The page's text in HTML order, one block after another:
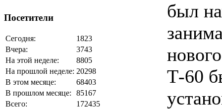
Посетители
Сегодня:
1823
Вчера:
3743
На этой неделе:
8805
На прошлой неделе: 20298
В этом месяце:
68403
В прошлом месяце:
85167
Всего:
172435
был
Т-60